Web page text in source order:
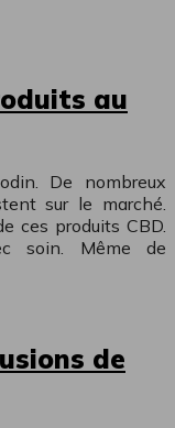
au
De nombreux
sur le marché.
ces produits CBD.
soin. Même de
de